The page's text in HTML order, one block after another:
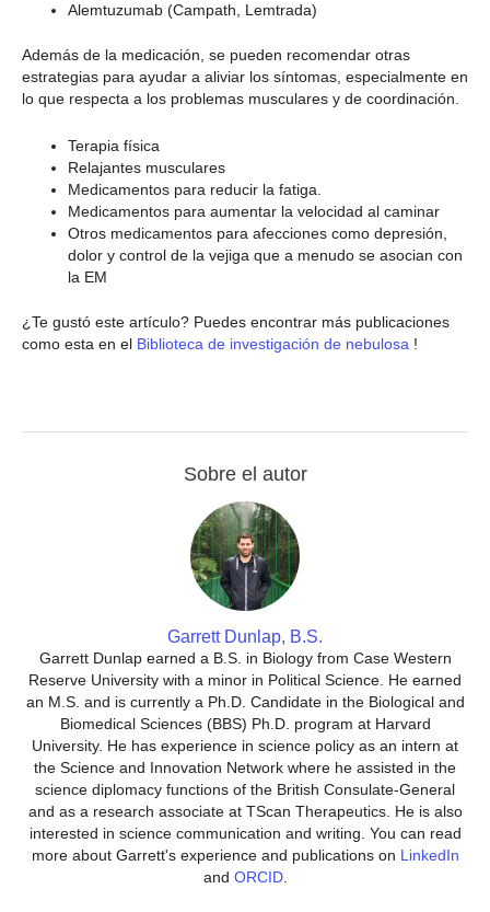
Alemtuzumab (Campath, Lemtrada)
Además de la medicación, se pueden recomendar otras
estrategias para ayudar a aliviar los síntomas, especialmente en
lo que respecta a los problemas musculares y de coordinación.
Terapia física
Relajantes musculares
Medicamentos para reducir la fatiga.
Medicamentos para aumentar la velocidad al caminar
Otros medicamentos para afecciones como depresión,
dolor y control de la vejiga que a menudo se asocian con
la EM
¿Te gustó este artículo? Puedes encontrar más publicaciones
como esta en el Biblioteca de investigación de nebulosa !
Sobre el autor
Garrett Dunlap, B.S.
Garrett Dunlap earned a B.S. in Biology from Case Western
Reserve University with a minor in Political Science. He earned
an M.S. and is currently a Ph.D. Candidate in the Biological and
Biomedical Sciences (BBS) Ph.D. program at Harvard
University. He has experience in science policy as an intern at
the Science and Innovation Network where he assisted in the
science diplomacy functions of the British Consulate-General
and as a research associate at TScan Therapeutics. He is also
interested in science communication and writing. You can read
more about Garrett's experience and publications on LinkedIn
and ORCID.